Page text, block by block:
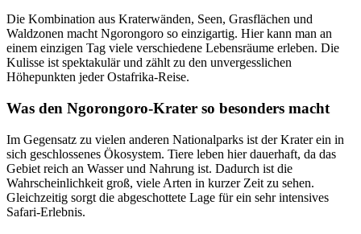
Die Kombination aus Kraterwänden, Seen, Grasflächen und
Waldzonen macht Ngorongoro so einzigartig. Hier kann man an
einem einzigen Tag viele verschiedene Lebensräume erleben. Die
Kulisse ist spektakulär und zählt zu den unvergesslichen
Höhepunkten jeder Ostafrika-Reise.
Was den Ngorongoro-Krater so besonders macht
Im Gegensatz zu vielen anderen Nationalparks ist der Krater ein in
sich geschlossenes Ökosystem. Tiere leben hier dauerhaft, da das
Gebiet reich an Wasser und Nahrung ist. Dadurch ist die
Wahrscheinlichkeit groß, viele Arten in kurzer Zeit zu sehen.
Gleichzeitig sorgt die abgeschottete Lage für ein sehr intensives
Safari-Erlebnis.